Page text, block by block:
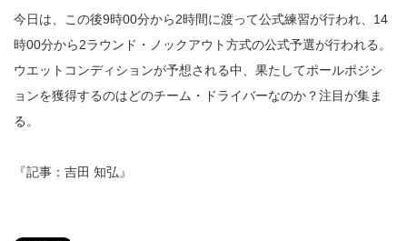
今日は、この後9時00分から2時間に渡って公式練習が行われ、14
時00分から2ラウンド・ノックアウト方式の公式予選が行われる。
ウエットコンディションが予想される中、果たしてポールポジシ
ョンを獲得するのはどのチーム・ドライバーなのか？注目が集ま
る。
『記事：吉田 知弘』